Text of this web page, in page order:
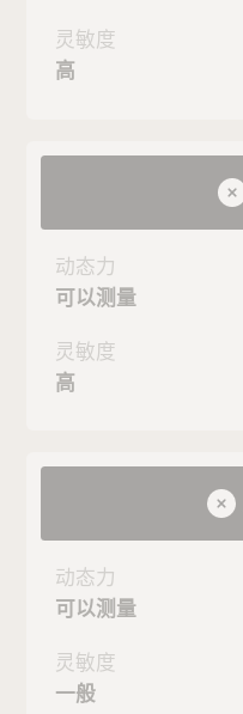
灵敏度
高
动态力
可以测量
灵敏度
高
动态力
可以测量
灵敏度
一般